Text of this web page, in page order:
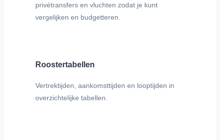
privétransfers en vluchten zodat je kunt
vergelijken en budgetteren.
Roostertabellen
Vertrektijden, aankomsttijden en looptijden in
overzichtelijke tabellen.